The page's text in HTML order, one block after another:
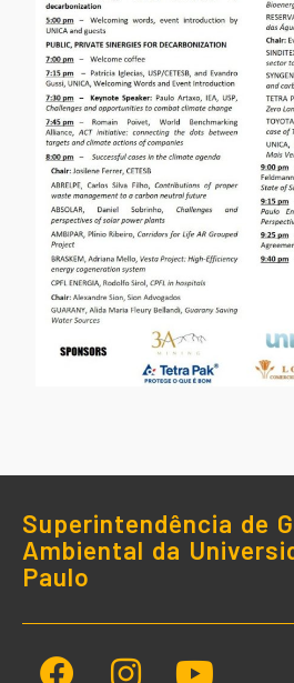
Superintendência de
Ambiental da
Paulo